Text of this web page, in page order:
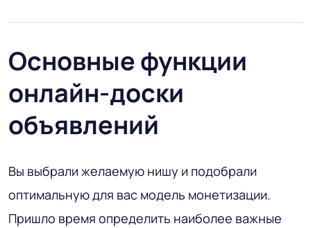
Основные функции
онлайн-доски
объявлений
Вы выбрали желаемую нишу и подобрали
оптимальную для вас модель монетизации.
Пришло время определить наиболее важные